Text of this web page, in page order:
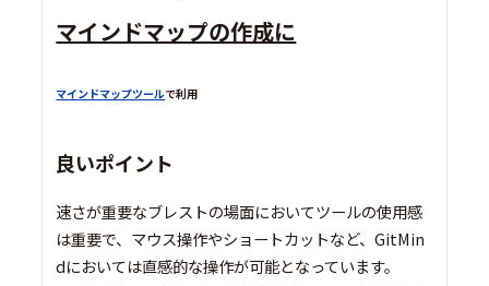
マインドマップの作成に
マインドマップツールで利用
良いポイント
速さが重要なブレストの場面においてツールの使用感
は重要で、マウス操作やショートカットなど、GitMin
dにおいては直感的な操作が可能となっています。